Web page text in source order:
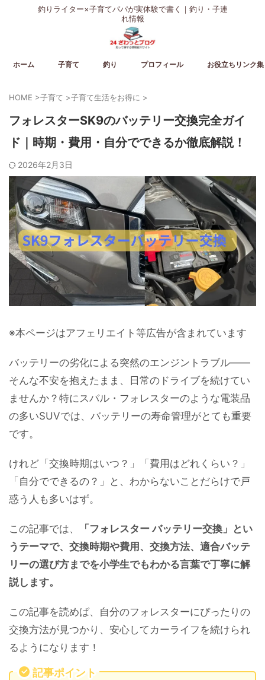
釣りライター×子育てパパが実体験で書く｜釣り・子連
れ情報
ホーム 子育て 釣り プロフィール お役立ちリンク集
HOME >子育て >子育て生活をお得に >
フォレスターSK9のバッテリー交換完全ガイ
ド｜時期・費用・自分でできるか徹底解説！
2026年2月3日
※本ページはアフェリエイト等広告が含まれています
バッテリーの劣化による突然のエンジントラブル――
そんな不安を抱えたまま、日常のドライブを続けてい
ませんか？特にスバル・フォレスターのような電装品
の多いSUVでは、バッテリーの寿命管理がとても重要
です。
けれど「交換時期はいつ？」「費用はどれくらい？」
「自分でできるの？」と、わからないことだらけで戸
惑う人も多いはず。
この記事では、
「フォレスター バッテリー交換」とい
うテーマで、交換時期や費用、交換方法、適合バッテ
リーの選び方までを小学生でもわかる言葉で丁寧に解
説します。
この記事を読めば、自分のフォレスターにぴったりの
交換方法が見つかり、安心してカーライフを続けられ
るようになります！
記事ポイント